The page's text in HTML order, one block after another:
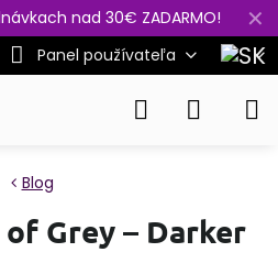
✕
nad 30€ ZADARMO!
Panel používateľa
Blog
Grey – Darker